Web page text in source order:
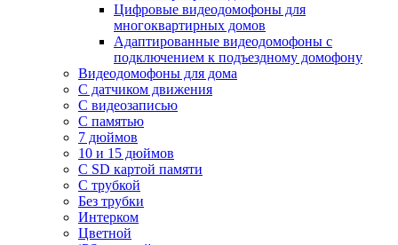
Цифровые видеодомофоны для
многоквартирных домов
Адаптированные видеодомофоны с
подключением к подъездному домофону
Видеодомофоны для дома
С датчиком движения
С видеозаписью
C памятью
7 дюймов
10 и 15 дюймов
С SD картой памяти
С трубкой
Без трубки
Интерком
Цветной